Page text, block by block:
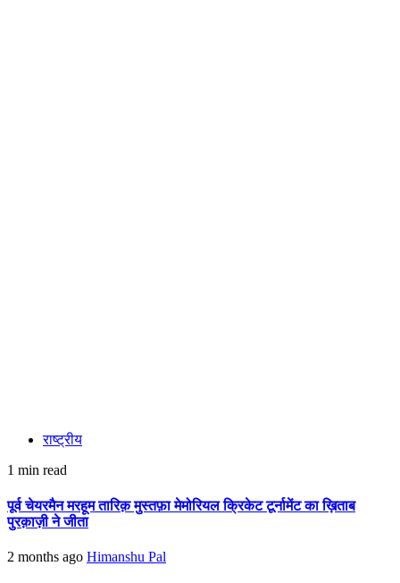
राष्ट्रीय
1 min read
पूर्व चेयरमैन मरहूम तारिक़ मुस्तफ़ा मेमोरियल क्रिकेट टूर्नामेंट का ख़िताब
पुरक़ाज़ी ने जीता
2 months ago Himanshu Pal